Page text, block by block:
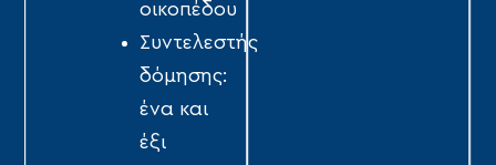
οικοπέδου
Συντελεστής
δόμησης:
ένα και
έξι